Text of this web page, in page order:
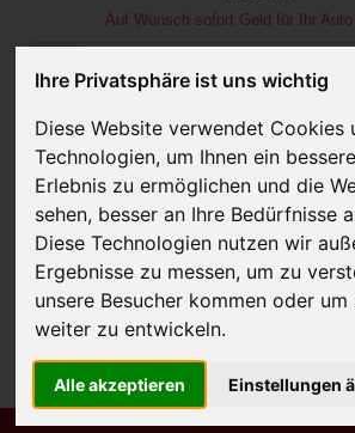
Ihre Privatsphäre ist uns wichtig
Diese Website verwendet Cookies
Technologien, um Ihnen ein
Erlebnis zu ermöglichen und die
sehen, besser an Ihre Bedürfnisse
Diese Technologien nutzen wir
Ergebnisse zu messen, um zu
unsere Besucher kommen oder um
weiter zu entwickeln.
Alle akzeptieren Einstellungen
Auf Wunsch sofort Geld für Ihr Auto
JETZT KOSTENLOSE
Kostenloses Angebotfür den Ankauf Ihres
Abholung, auf Wunsch sofort Geld. Ihre Daten